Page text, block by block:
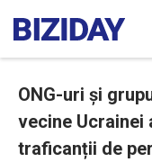
ONG-uri și
vecine Ucrainei
traficanții de